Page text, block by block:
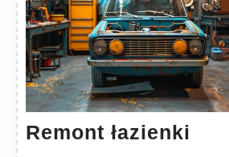
Remont łazienki